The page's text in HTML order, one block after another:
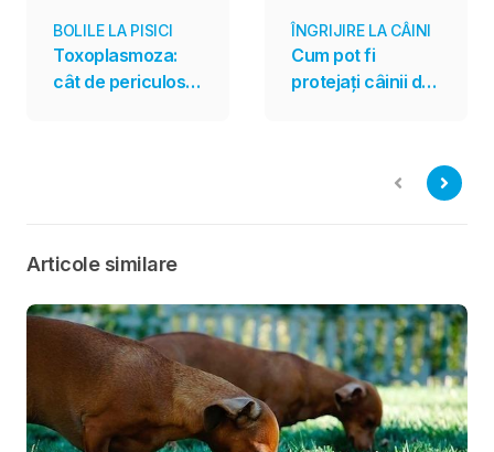
BOLILE LA PISICI
Toxoplasmoza:
cât de periculos
ÎNGRIJIRE LA CÂINI
Cum pot fi
protejați câinii de
Articole similare